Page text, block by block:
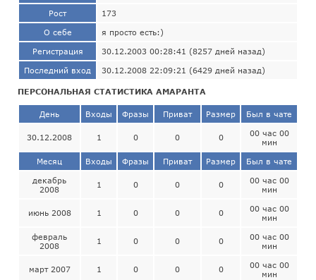
Рост 173
О себе я просто есть:)
Регистрация 30.12.2003 00:28:41 (8257 дней назад)
Последний вход 30.12.2008 22:09:21 (6429 дней назад)
ПЕРСОНАЛЬНАЯ СТАТИСТИКА АМАРАНТА
День Входы Фразы Приват Размер Был в чате
30.12.2008 1 0 0 0
00 час 00
мин
Месяц Входы Фразы Приват Размер Был в чате
декабрь
2008
1 0 0 0
00 час 00
мин
июнь 2008 1 0 0 0
00 час 00
мин
февраль
2008
1 0 0 0
00 час 00
мин
март 2007 1 0 0 0
00 час 00
мин